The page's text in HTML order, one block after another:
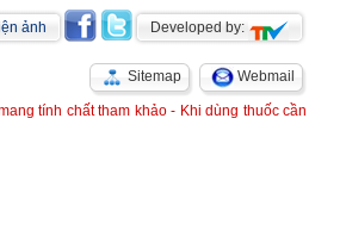
Developed by:
ảnh
Webmail
Sitemap
tính chất tham khảo - Khi dùng thuốc cần